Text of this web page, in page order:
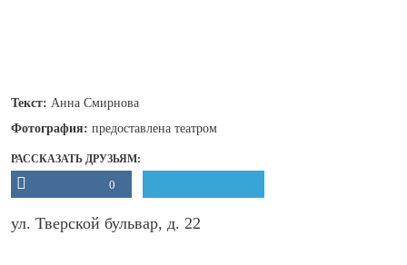
Текст: Анна Смирнова
Фотография: предоставлена театром
РАССКАЗАТЬ ДРУЗЬЯМ:
0
ул. Тверской бульвар, д. 22